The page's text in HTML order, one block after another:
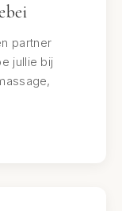
partner
jullie bij